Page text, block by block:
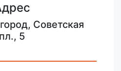
Советская
пл., 5